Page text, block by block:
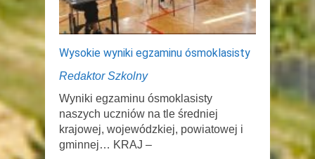
Wysokie wyniki egzaminu ósmoklasisty
Redaktor Szkolny
Wyniki egzaminu ósmoklasisty
naszych uczniów na tle średniej
krajowej, wojewódzkiej, powiatowej i
gminnej… KRAJ –